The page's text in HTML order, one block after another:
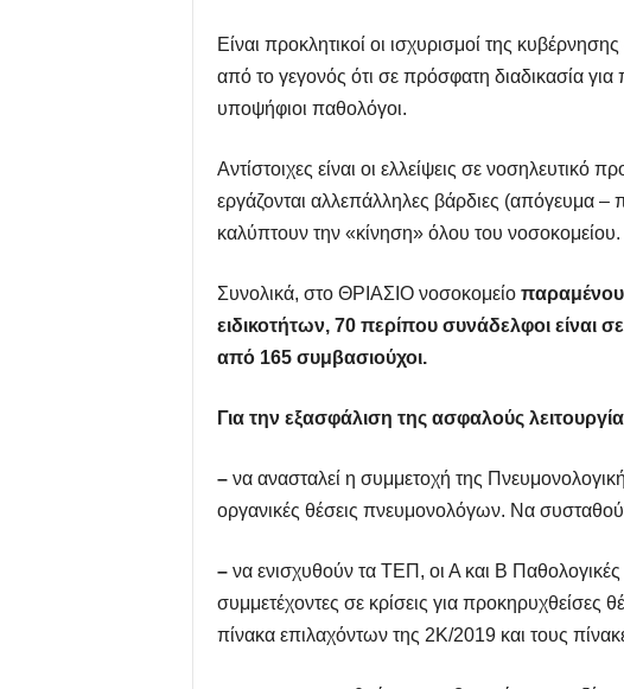
Είναι προκλητικοί οι ισχυρισμοί της
από το γεγονός ότι σε πρόσφατη διαδικασία
υποψήφιοι παθολόγοι.
Αντίστοιχες είναι οι ελλείψεις σε
εργάζονται αλλεπάλληλες βάρδιες (απόγευμα –
καλύπτουν την «κίνηση» όλου του νοσοκομείου.
Συνολικά, στο ΘΡΙΑΣΙΟ νοσοκομείο
ειδικοτήτων, 70 περίπου συνάδελφοι είναι
από 165 συμβασιούχοι.
Για την εξασφάλιση της ασφαλούς
– να ανασταλεί η συμμετοχή της
οργανικές θέσεις πνευμονολόγων. Να
– να ενισχυθούν τα ΤΕΠ, οι Α και Β
συμμετέχοντες σε κρίσεις για
πίνακα επιλαχόντων της 2Κ/2019 και τους